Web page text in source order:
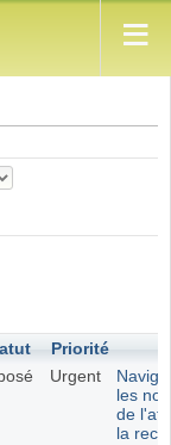
Priorité
Urgent
les
de
la